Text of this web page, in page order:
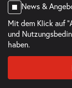
News &
Mit dem Klick auf
und
haben.